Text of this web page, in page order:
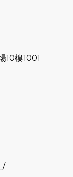
暨香港傷健共
月9日（19:00
月18日
月11日（19:00
10樓1001